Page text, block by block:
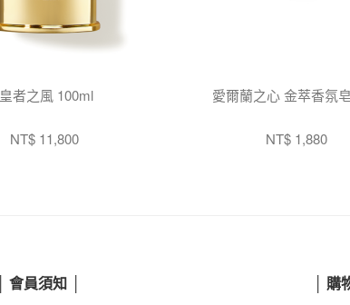
皇者之風 100ml
NT$ 11,800
愛爾蘭之心 金萃香氛
NT$ 1,880
│ 會員須知 │ │ 購